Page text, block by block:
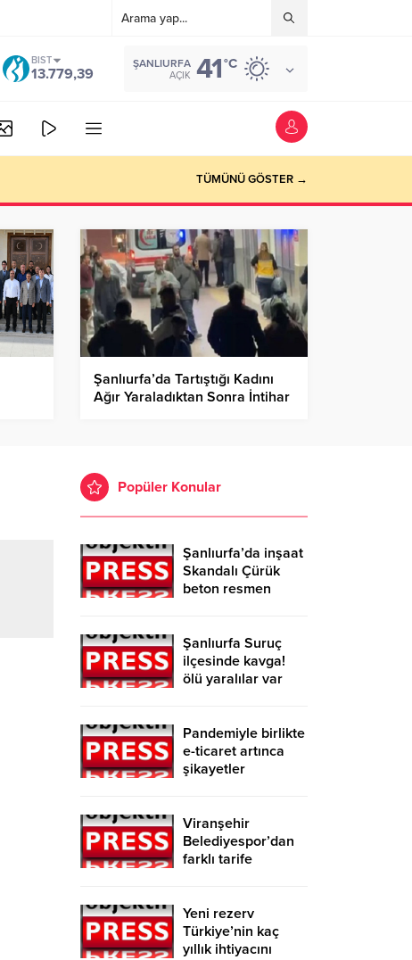
BIST
13.779,39
ŞANLIURFA
AÇIK 41°C
TÜMÜNÜ GÖSTER →
Şanlıurfa’da Tartıştığı Kadını
Ağır Yaraladıktan Sonra İntihar
Popüler Konular
Şanlıurfa’da inşaat
Skandalı Çürük
beton resmen
Şanlıurfa Suruç
ilçesinde kavga!
ölü yaralılar var
Pandemiyle birlikte
e-ticaret artınca
şikayetler
Viranşehir
Belediyespor’dan
farklı tarife
Yeni rezerv
Türkiye’nin kaç
yıllık ihtiyacını